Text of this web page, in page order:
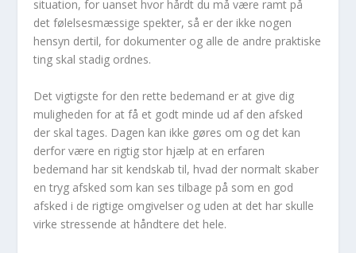
situation, for uanset hvor hårdt du må være ramt på
det følelsesmæssige spekter, så er der ikke nogen
hensyn dertil, for dokumenter og alle de andre praktiske
ting skal stadig ordnes.
Det vigtigste for den rette bedemand er at give dig
muligheden for at få et godt minde ud af den afsked
der skal tages. Dagen kan ikke gøres om og det kan
derfor være en rigtig stor hjælp at en erfaren
bedemand har sit kendskab til, hvad der normalt skaber
en tryg afsked som kan ses tilbage på som en god
afsked i de rigtige omgivelser og uden at det har skulle
virke stressende at håndtere det hele.